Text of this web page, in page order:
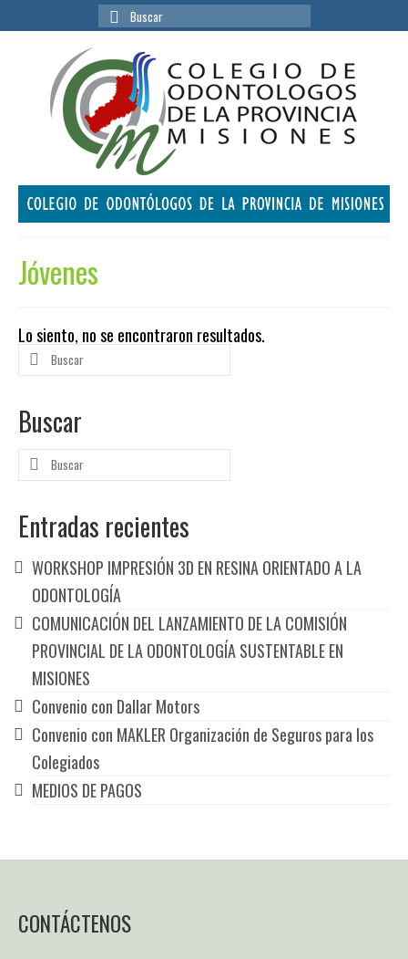
Buscar
por:
Jóvenes
Lo siento, no se encontraron resultados.
Buscar
por:
Buscar
Buscar
por:
Entradas recientes
WORKSHOP IMPRESIÓN 3D EN RESINA ORIENTADO A LA
ODONTOLOGÍA
COMUNICACIÓN DEL LANZAMIENTO DE LA COMISIÓN
PROVINCIAL DE LA ODONTOLOGÍA SUSTENTABLE EN
MISIONES
Convenio con Dallar Motors
Convenio con MAKLER Organización de Seguros para los
Colegiados
MEDIOS DE PAGOS
CONTÁCTENOS